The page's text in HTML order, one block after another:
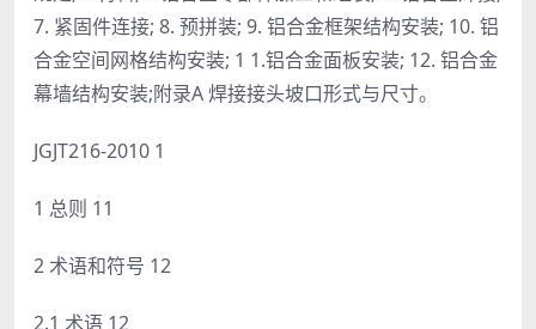
7. 紧固件连接; 8. 预拼装; 9. 铝合金框架结构安装; 10. 铝
合金空间网格结构安装; 1 1.铝合金面板安装; 12. 铝合金
幕墙结构安装;附录A 焊接接头坡口形式与尺寸。
JGJT216-2010 1
1 总则 11
2 术语和符号 12
2.1 术语 12